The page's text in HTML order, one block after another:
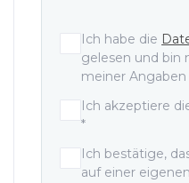
Ich habe die
gelesen und bin
meiner
Ich akzeptiere
*
Ich bestätige,
auf einer